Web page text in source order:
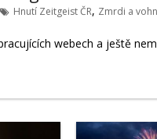
Hnutí Zeitgeist ČR, Zmrdi a
webech a ještě